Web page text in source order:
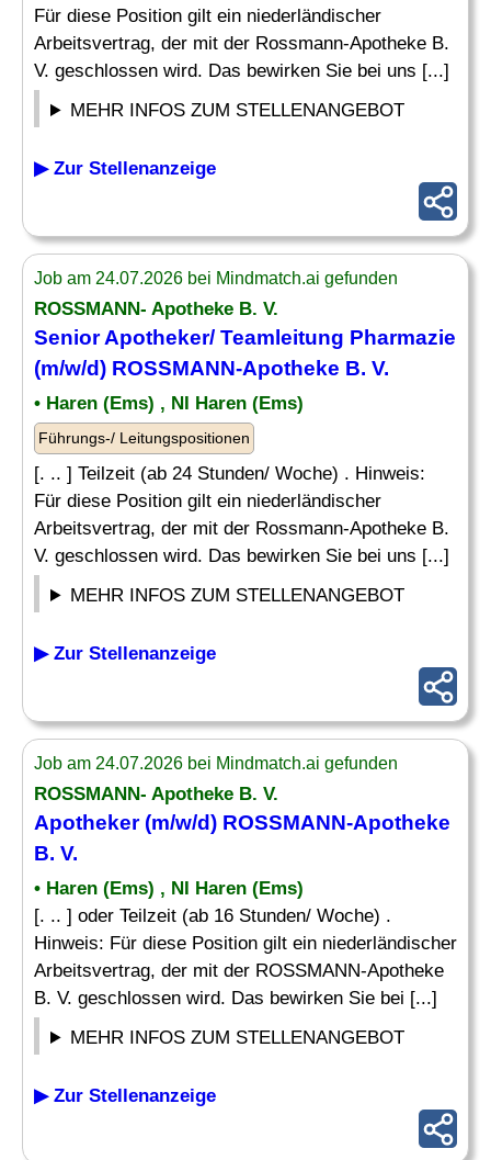
Für diese Position gilt ein niederländischer
Arbeitsvertrag, der mit der Rossmann-Apotheke B.
V. geschlossen wird. Das bewirken Sie bei uns [...]
MEHR INFOS ZUM STELLENANGEBOT
▶ Zur Stellenanzeige
Job am 24.07.2026 bei Mindmatch.ai gefunden
ROSSMANN- Apotheke B. V.
SeniorApotheker/ Teamleitung Pharmazie
(m/w/d) ROSSMANN-Apotheke B. V.
• Haren (Ems) , NI Haren (Ems)
Führungs-/ Leitungspositionen
[. .. ] Teilzeit (ab 24 Stunden/ Woche) . Hinweis:
Für diese Position gilt ein niederländischer
Arbeitsvertrag, der mit der Rossmann-Apotheke B.
V. geschlossen wird. Das bewirken Sie bei uns [...]
MEHR INFOS ZUM STELLENANGEBOT
▶ Zur Stellenanzeige
Job am 24.07.2026 bei Mindmatch.ai gefunden
ROSSMANN- Apotheke B. V.
Apotheker(m/w/d) ROSSMANN-Apotheke
B. V.
• Haren (Ems) , NI Haren (Ems)
[. .. ] oder Teilzeit (ab 16 Stunden/ Woche) .
Hinweis: Für diese Position gilt ein niederländischer
Arbeitsvertrag, der mit der ROSSMANN-Apotheke
B. V. geschlossen wird. Das bewirken Sie bei [...]
MEHR INFOS ZUM STELLENANGEBOT
▶ Zur Stellenanzeige